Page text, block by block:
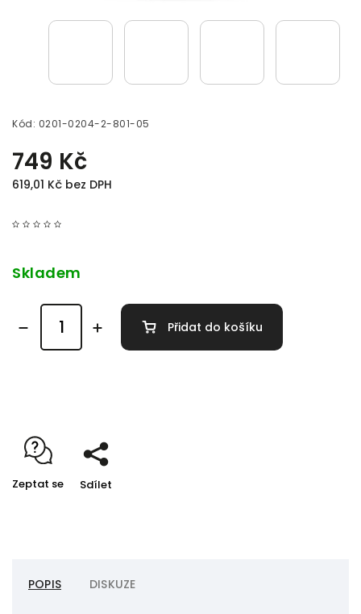
Kód: 0201-0204-2-801-05
749 Kč
619,01 Kč bez DPH
Skladem
Přidat do košíku
Zeptat se Sdílet
POPIS DISKUZE